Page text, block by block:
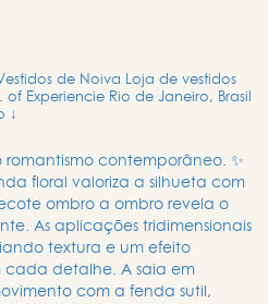
de Noiva Loja de vestidos
of Experiencie Rio de Janeiro, Brasil
↓